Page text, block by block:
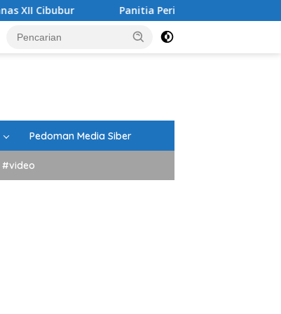
Panitia Peringatan HUT RI Kecamatan Lima
Pedoman Media Siber
#video